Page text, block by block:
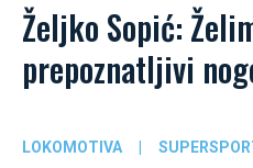
Željko Sopić:
prepoznatljivi
LOKOMOTIVA |